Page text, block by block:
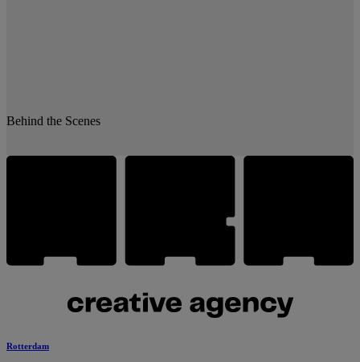
Behind the Scenes
Rotterdam